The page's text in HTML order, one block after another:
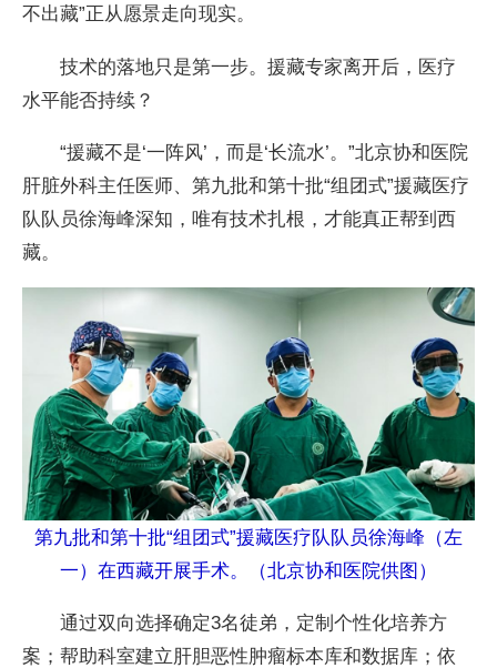
不出藏”正从愿景走向现实。
技术的落地只是第一步。援藏专家离开后，医疗
水平能否持续？
“援藏不是‘一阵风’，而是‘长流水’。”北京协和医院
肝脏外科主任医师、第九批和第十批“组团式”援藏医疗
队队员徐海峰深知，唯有技术扎根，才能真正帮到西
藏。
第九批和第十批“组团式”援藏医疗队队员徐海峰（左
一）在西藏开展手术。（北京协和医院供图）
通过双向选择确定3名徒弟，定制个性化培养方
案；帮助科室建立肝胆恶性肿瘤标本库和数据库；依